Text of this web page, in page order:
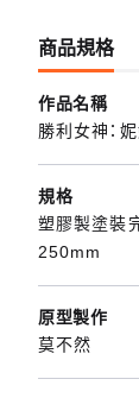
商品規格
作品名稱
勝利女神：
規格
塑膠製塗裝
250mm
原型製作
莫不然